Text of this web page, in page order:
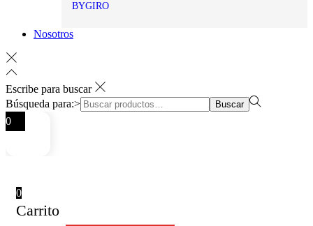
BYGIRO
Nosotros
Escribe para buscar
Búsqueda para:>
Buscar
0
0
Carrito